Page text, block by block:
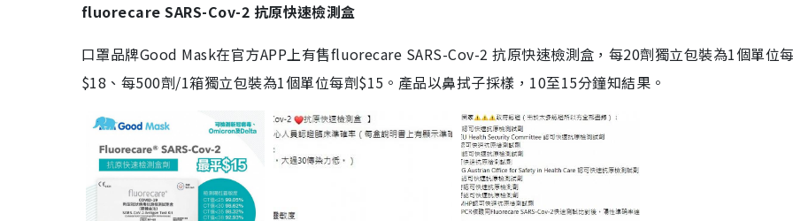
fluorecare SARS-Cov-2 抗原快速檢測盒
口罩品牌Good Mask在官方APP上有售fluorecare SARS-Cov-2 抗原快速檢測盒，每20劑獨立包裝為1個單位
$18、每500劑/1箱獨立包裝為1個單位每劑$15。產品以鼻拭子採樣，10至15分鐘知結果。